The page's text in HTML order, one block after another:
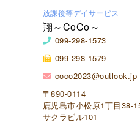
放課後等デイサービス
翔～CoCo～
099-298-1573
099-298-1579
coco2023@outlook.jp
〒890-0114
鹿児島市小松原1丁目38-
サクラビル101